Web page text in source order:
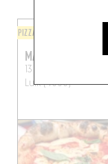
PIZZA
MACCIONE
13 Rue du Mouton
Luik (4000)